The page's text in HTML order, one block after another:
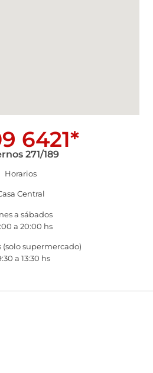
6421*
271/189
Horarios
Central
a sábados
a 20:00 hs
supermercado)
a 13:30 hs